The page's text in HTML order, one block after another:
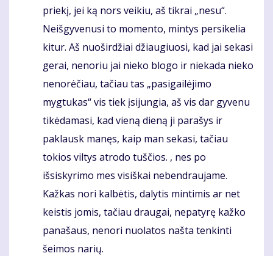
priekį, jei ką nors veikiu, aš tikrai „nesu“.
Neišgyvenusi to momento, mintys persikelia
kitur. Aš nuoširdžiai džiaugiuosi, kad jai sekasi
gerai, nenoriu jai nieko blogo ir niekada nieko
nenorėčiau, tačiau tas „pasigailėjimo
mygtukas“ vis tiek įsijungia, aš vis dar gyvenu
tikėdamasi, kad vieną dieną ji parašys ir
paklausk manęs, kaip man sekasi, tačiau
tokios viltys atrodo tuščios. , nes po
išsiskyrimo mes visiškai nebendraujame.
Kažkas nori kalbėtis, dalytis mintimis ar net
keistis jomis, tačiau draugai, nepatyrę kažko
panašaus, nenori nuolatos našta tenkinti
šeimos narių.